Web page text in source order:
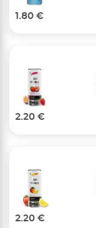
1.80 €
2.20 €
2.20 €